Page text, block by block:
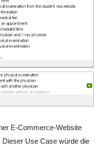
E-Commerce-Website
Dieser Use Case würde die